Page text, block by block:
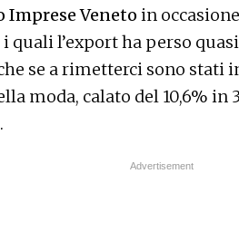
Veneto in
quali l’export ha perso
se a rimetterci sono stati
moda, calato del 10,6% in